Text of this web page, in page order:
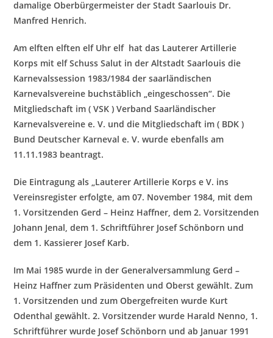
damalige Oberbürgermeister der Stadt Saarlouis Dr.
Manfred Henrich.
Am elften elften elf Uhr elf hat das Lauterer Artillerie
Korps mit elf Schuss Salut in der Altstadt Saarlouis die
Karnevalssession 1983/1984 der saarländischen
Karnevalsvereine buchstäblich „eingeschossen“. Die
Mitgliedschaft im ( VSK ) Verband Saarländischer
Karnevalsvereine e. V. und die Mitgliedschaft im ( BDK )
Bund Deutscher Karneval e. V. wurde ebenfalls am
11.11.1983 beantragt.
Die Eintragung als „Lauterer Artillerie Korps e V. ins
Vereinsregister erfolgte, am 07. November 1984, mit dem
1. Vorsitzenden Gerd – Heinz Haffner, dem 2. Vorsitzenden
Johann Jenal, dem 1. Schriftführer Josef Schönborn und
dem 1. Kassierer Josef Karb.
Im Mai 1985 wurde in der Generalversammlung Gerd –
Heinz Haffner zum Präsidenten und Oberst gewählt. Zum
1. Vorsitzenden und zum Obergefreiten wurde Kurt
Odenthal gewählt. 2. Vorsitzender wurde Harald Nenno, 1.
Schriftführer wurde Josef Schönborn und ab Januar 1991